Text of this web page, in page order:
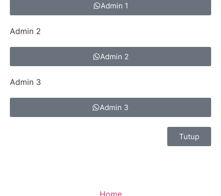
Admin 1
Admin 2
Admin 2
Admin 3
Admin 3
Tutup
Home